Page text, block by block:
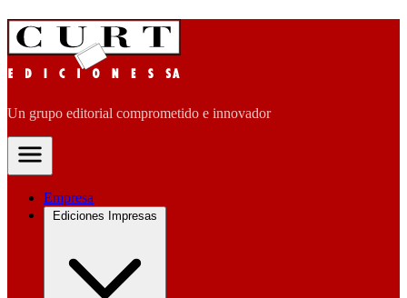
Un grupo editorial comprometido e innovador
Empresa
Ediciones Impresas